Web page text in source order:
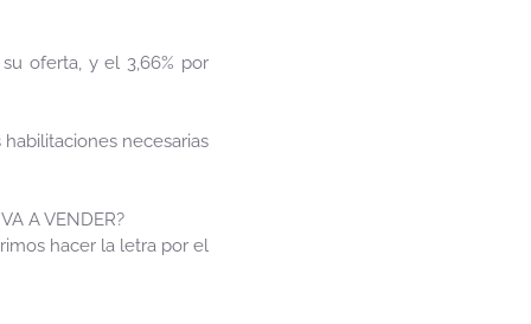
oferta, y el 3,66% por
necesarias
A VENDER?
hacer la letra por el